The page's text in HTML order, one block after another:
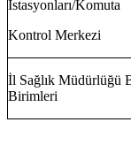
İstasyonları/Komuta
Kontrol Merkezi
İl Sağlık Müdürlüğü
Birimleri